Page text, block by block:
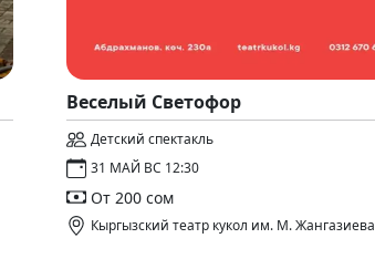
Веселый Светофор
Детский спектакль
31 МАЙ ВС 12:30
От 200 сом
Кыргызский театр кукол им. М. Жангазиева